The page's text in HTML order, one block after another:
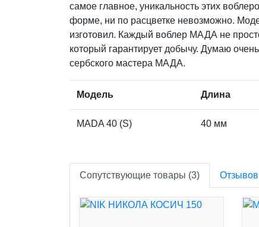
самое главное, уникальность этих
форме, ни по расцветке невозможно.
изготовил. Каждый воблер МАДА не
который гарантирует добычу. Думаю
сербского мастера МАДА.
Модель Длина
МАDA 40 (S) 40 мм
Сопутствующие товары (3)